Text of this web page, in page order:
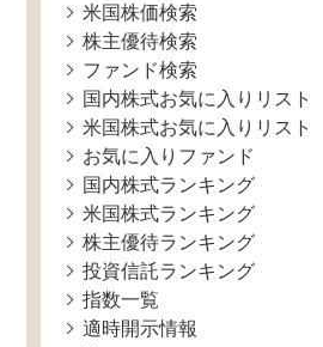
米国株価検索
株主優待検索
ファンド検索
国内株式お気に入りリスト
米国株式お気に入りリスト
お気に入りファンド
国内株式ランキング
米国株式ランキング
株主優待ランキング
投資信託ランキング
指数一覧
適時開示情報